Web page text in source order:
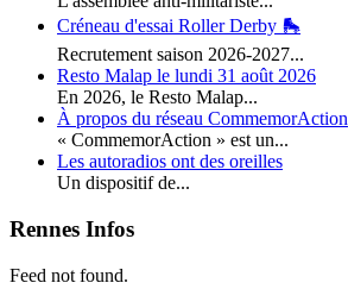
Créneau d'essai Roller Derby 🛼
Recrutement saison 2026-2027...
Resto Malap le lundi 31 août 2026
En 2026, le Resto Malap...
À propos du réseau CommemorAction
« CommemorAction » est un...
Les autoradios ont des oreilles
Un dispositif de...
Rennes Infos
Feed not found.